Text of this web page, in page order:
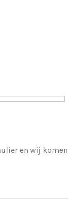
en wij komen